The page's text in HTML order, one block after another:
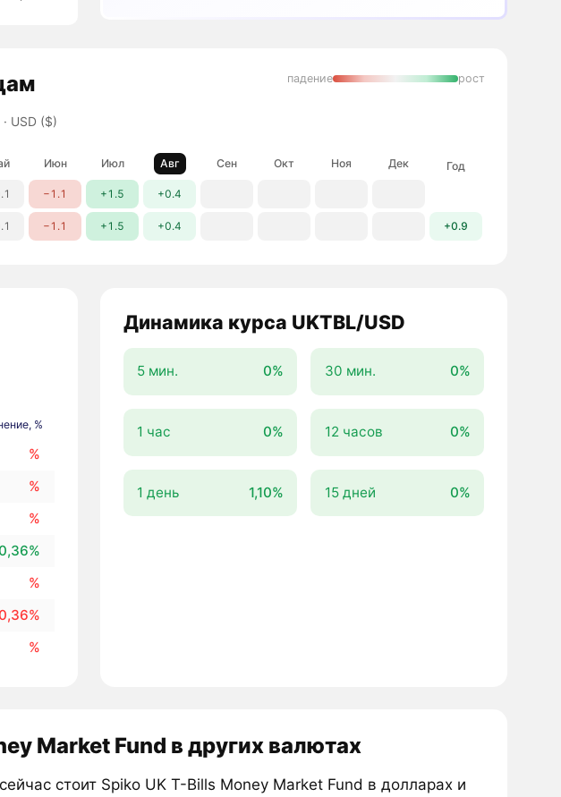
· USD ($)
падение рост
Июн Июл Авг Сен Окт Ноя Дек Год
−1.1 +1.5 +0.4
−1.1 +1.5 +0.4 +0.9
%
%
%
%
%
%
Динамика курса UKTBL/USD
5 мин. 0% 30 мин. 0%
1 час 0% 12 часов 0%
1 день 1,10% 15 дней 0%
Market Fund в других валютах
стоит Spiko UK T-Bills Money Market Fund в долларах и